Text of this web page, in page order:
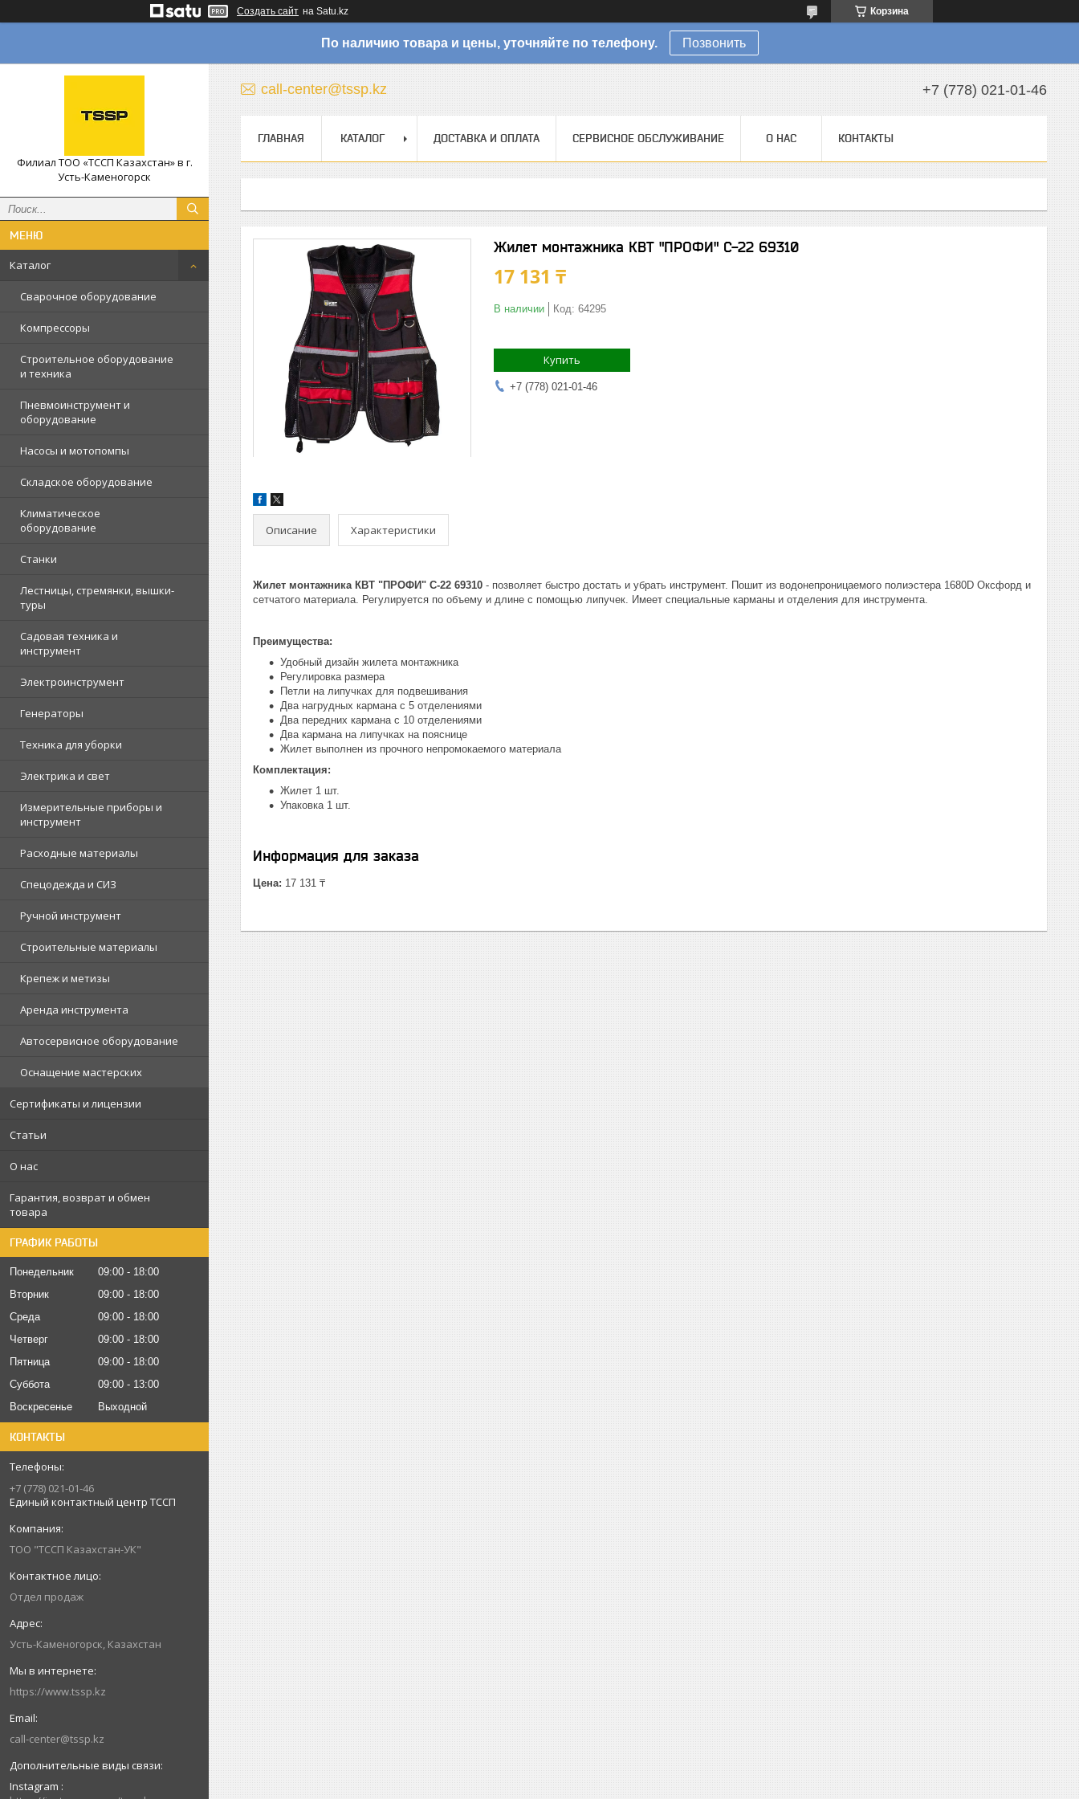
Создать сайт на Satu.kz Корзина
По наличию товара и цены, уточняйте по телефону. Позвонить
Филиал ТОО «ТССП Казахстан» в г.
Усть-Каменогорск
Каталог
Сварочное оборудование
Компрессоры
Строительное оборудование
и техника
Пневмоинструмент и
оборудование
Насосы и мотопомпы
Складское оборудование
Климатическое
оборудование
Станки
Лестницы, стремянки, вышки-
туры
Садовая техника и
инструмент
Электроинструмент
Генераторы
Техника для уборки
Электрика и свет
Измерительные приборы и
инструмент
Расходные материалы
Спецодежда и СИЗ
Ручной инструмент
Строительные материалы
Крепеж и метизы
Аренда инструмента
Автосервисное оборудование
Оснащение мастерских
Сертификаты и лицензии
Статьи
О нас
Гарантия, возврат и обмен
товара
ГРАФИК РАБОТЫ
Понедельник 09:00
18:00
Вторник
09:00
18:00
Среда
09:00
18:00
Четверг
09:00
18:00
Пятница
09:00
18:00
Суббота
09:00
13:00
Воскресенье
Выходной
КОНТАКТЫ
+7 (778) 021-01-46
Единый контактный центр ТССП
ТОО "ТССП Казахстан-УК"
Отдел продаж
Усть-Каменогорск, Казахстан
https://www.tssp.kz
call-center@tssp.kz
Instagram
call-center@tssp.kz +7 (778) 021-01-46
ГЛАВНАЯ КАТАЛОГ ДОСТАВКА И ОПЛАТА СЕРВИСНОЕ ОБСЛУЖИВАНИЕ О НАС КОНТАКТЫ
Жилет монтажника КВТ "ПРОФИ" С-22 69310
17 131 ₸
В наличии Код: 64295
Купить
+7 (778) 021-01-46
Описание Характеристики
Жилет монтажника КВТ "ПРОФИ" С-22 69310 - позволяет быстро достать и убрать инструмент. Пошит из водонепроницаемого полиэстера 1680D Оксфорд и
сетчатого материала. Регулируется по объему и длине с помощью липучек. Имеет специальные карманы и отделения для инструмента.
Преимущества:
Удобный дизайн жилета монтажника
Регулировка размера
Петли на липучках для подвешивания
Два нагрудных кармана с 5 отделениями
Два передних кармана с 10 отделениями
Два кармана на липучках на пояснице
Жилет выполнен из прочного непромокаемого материала
Комплектация:
Жилет 1 шт.
Упаковка 1 шт.
Информация для заказа
Цена: 17 131 ₸